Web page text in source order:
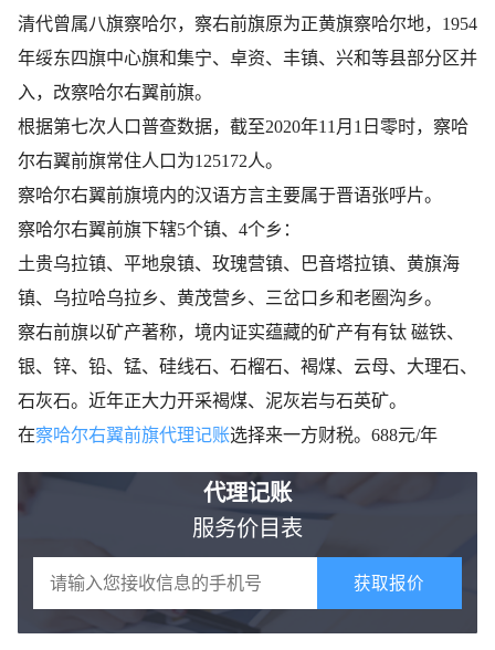
清代曾属八旗察哈尔，察右前旗原为正黄旗察哈尔地，1954
年绥东四旗中心旗和集宁、卓资、丰镇、兴和等县部分区并
入，改察哈尔右翼前旗。
根据第七次人口普查数据，截至2020年11月1日零时，察哈
尔右翼前旗常住人口为125172人。
察哈尔右翼前旗境内的汉语方言主要属于晋语张呼片。
察哈尔右翼前旗下辖5个镇、4个乡：
土贵乌拉镇、​平地泉镇、​玫瑰营镇、​巴音塔拉镇、​黄旗海
镇、​乌拉哈乌拉乡、​黄茂营乡、​三岔口乡和老圈沟乡。
察右前旗以矿产著称，境内证实蕴藏的矿产有有钛 磁铁、
银、锌、铅、锰、硅线石、石榴石、褐煤、云母、大理石、
石灰石。近年正大力开采褐煤、泥灰岩与石英矿。
在察哈尔右翼前旗代理记账选择来一方财税。688元/年
代理记账
服务价目表
获取报价